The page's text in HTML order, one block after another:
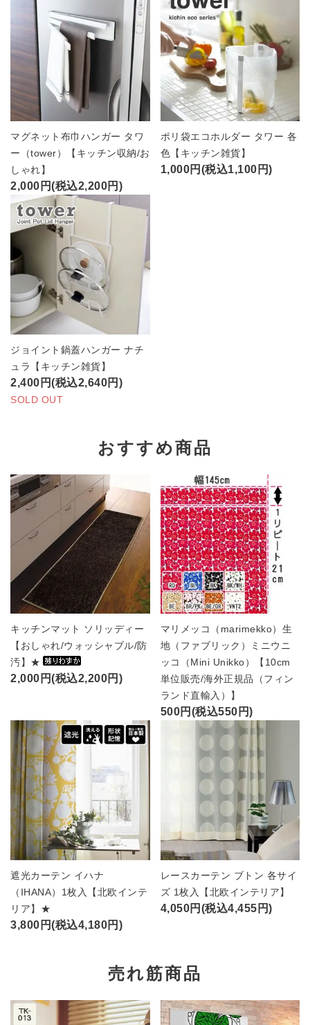
マグネット布巾ハンガー タワ
ー（tower）【キッチン収納/お
しゃれ】
2,000円(税込2,200円)
ポリ袋エコホルダー タワー 各
色【キッチン雑貨】
1,000円(税込1,100円)
ジョイント鍋蓋ハンガー ナチ
ュラ【キッチン雑貨】
2,400円(税込2,640円)
SOLD OUT
おすすめ商品
キッチンマット ソリッディー
【おしゃれ/ウォッシャブル/防
汚】★
2,000円(税込2,200円)
マリメッコ（marimekko）生
地（ファブリック）ミニウニ
ッコ（Mini Unikko）【10cm
単位販売/海外正規品（フィン
ランド直輸入）】
500円(税込550円)
遮光カーテン イハナ
（IHANA）1枚入【北欧インテ
リア】★
3,800円(税込4,180円)
レースカーテン ブトン 各サイ
ズ 1枚入【北欧インテリア】
4,050円(税込4,455円)
売れ筋商品